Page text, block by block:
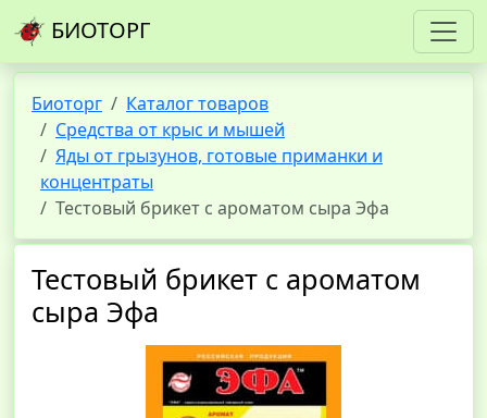
БИОТОРГ
Биоторг
Каталог товаров
Средства от крыс и мышей
Яды от грызунов, готовые приманки и
концентраты
Тестовый брикет с ароматом сыра Эфа
Тестовый брикет с ароматом
сыра Эфа